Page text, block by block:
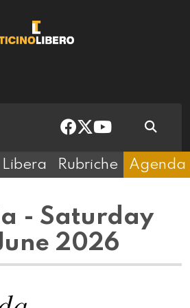
Libera Rubriche Agenda
- Saturday
2026